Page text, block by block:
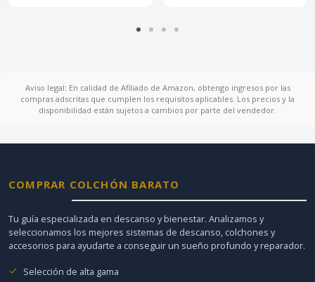
Aviso legal: En calidad de Afiliado de Amazon, obtengo ingresos por las
compras adscritas que cumplen los requisitos aplicables. Los precios y la
disponibilidad están sujetos a cambios por parte del vendedor.
COMPRAR COLCHÓN BARATO
Tu guía especializada en descanso y bienestar. Analizamos y
seleccionamos los mejores sistemas de descanso, colchones y
accesorios para ayudarte a conseguir un sueño profundo y reparador.
Selección de alta gama